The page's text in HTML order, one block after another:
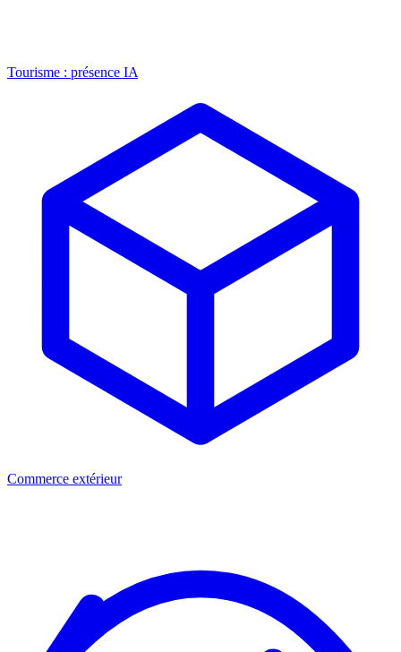
Tourisme : présence IA
Commerce extérieur